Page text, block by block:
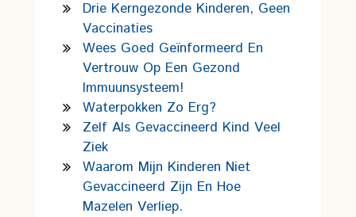
Drie Kerngezonde Kinderen, Geen
Vaccinaties
Wees Goed Geïnformeerd En
Vertrouw Op Een Gezond
Immuunsysteem!
Waterpokken Zo Erg?
Zelf Als Gevaccineerd Kind Veel
Ziek
Waarom Mijn Kinderen Niet
Gevaccineerd Zijn En Hoe
Mazelen Verliep.